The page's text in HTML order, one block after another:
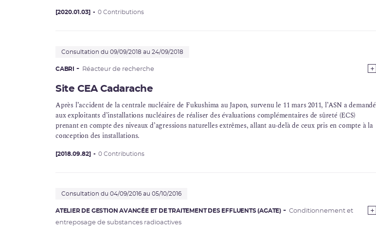
[2020.01.03] 0 Contributions
Consultation du 09/09/2018 au 24/09/2018
CABRI Réacteur de recherche
Site CEA Cadarache
Après l’accident de la centrale nucléaire de Fukushima au Japon, survenu le 11 mars 2011, l’ASN a demandé
aux exploitants d’installations nucléaires de réaliser des évaluations complémentaires de sûreté (ECS)
prenant en compte des niveaux d’agressions naturelles extrêmes, allant au-delà de ceux pris en compte à la
conception des installations.
[2018.09.82] 0 Contributions
Consultation du 04/09/2016 au 05/10/2016
ATELIER DE GESTION AVANCÉE ET DE TRAITEMENT DES EFFLUENTS (AGATE)
Conditionnement et
entreposage de substances radioactives